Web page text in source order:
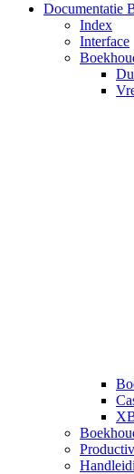
Documentatie
Index
Interface